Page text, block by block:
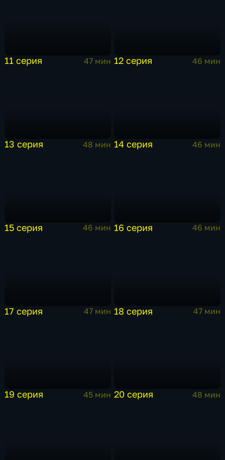
11 серия 47 мин 12 серия 46 мин
13 серия 48 мин 14 серия 46 мин
15 серия 46 мин 16 серия 46 мин
17 серия 47 мин 18 серия 47 мин
19 серия 45 мин 20 серия 48 мин